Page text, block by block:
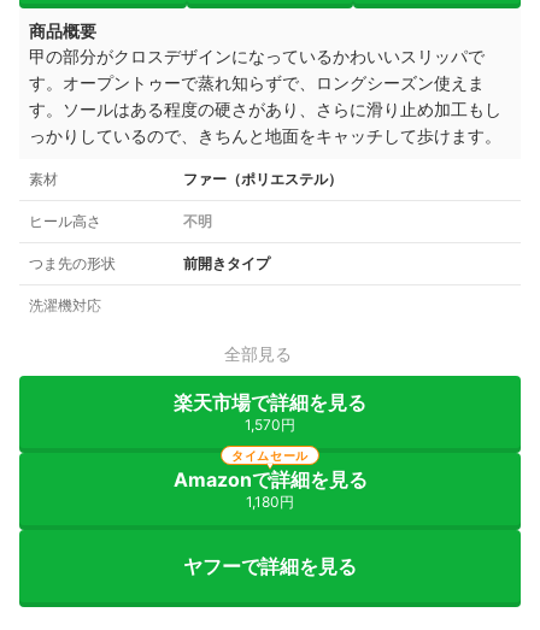
商品概要
甲の部分がクロスデザインになっているかわいいスリッパで
す。 オープントゥーで蒸れ知らずで、ロングシーズン使えま
す。
ソールはある程度の硬さがあり、 さらに滑り止め加工もし
っかりしているので、きちんと地面をキャッチして歩けます。
素材 ファー（ポリエステル）
ヒール高さ 不明
つま先の形状 前開きタイプ
洗濯機対応
全部見る
楽天市場で詳細を見る
1,570円
Amazonで詳細を見る
1,180円
タイムセール
ヤフーで詳細を見る